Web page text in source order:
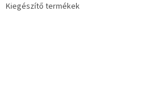
Kiegészítő termékek